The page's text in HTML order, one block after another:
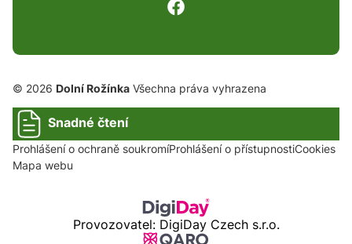
© 2026 Dolní Rožínka Všechna práva vyhrazena
Snadné čtení
Prohlášení o ochraně soukromíProhlášení o přístupnostiCookies
Mapa webu
Provozovatel: DigiDay Czech s.r.o.